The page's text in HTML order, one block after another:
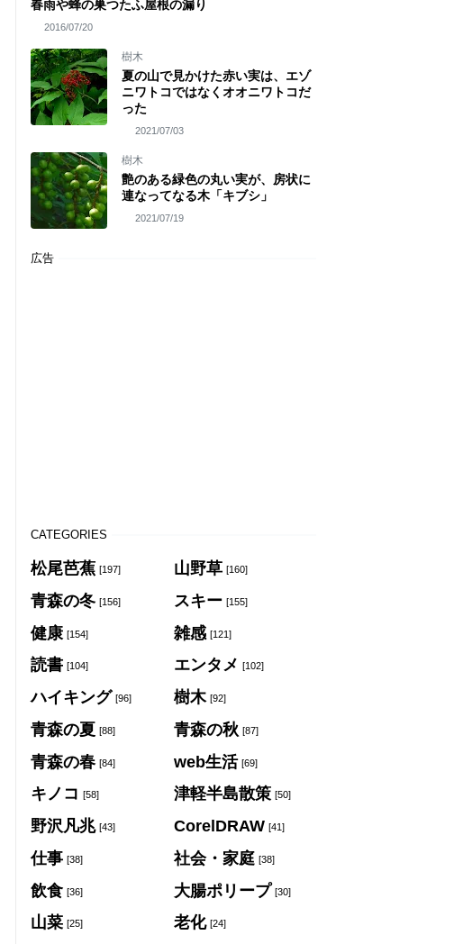
春雨や蜂の巣つたふ屋根の漏り
2016/07/20
樹木
夏の山で見かけた赤い実は、エゾ
ニワトコではなくオオニワトコだ
った
2021/07/03
樹木
艶のある緑色の丸い実が、房状に
連なってなる木「キブシ」
2021/07/19
広告
CATEGORIES
松尾芭蕉 [197] 山野草 [160]
青森の冬 [156] スキー [155]
健康 [154] 雑感 [121]
読書 [104] エンタメ [102]
ハイキング [96] 樹木 [92]
青森の夏 [88] 青森の秋 [87]
青森の春 [84] web生活 [69]
キノコ [58] 津軽半島散策 [50]
野沢凡兆 [43] CorelDRAW [41]
仕事 [38] 社会・家庭 [38]
飲食 [36] 大腸ポリープ [30]
山菜 [25] 老化 [24]